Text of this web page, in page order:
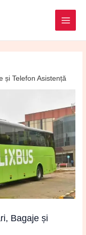
și Telefon Asistență
Bagaje și